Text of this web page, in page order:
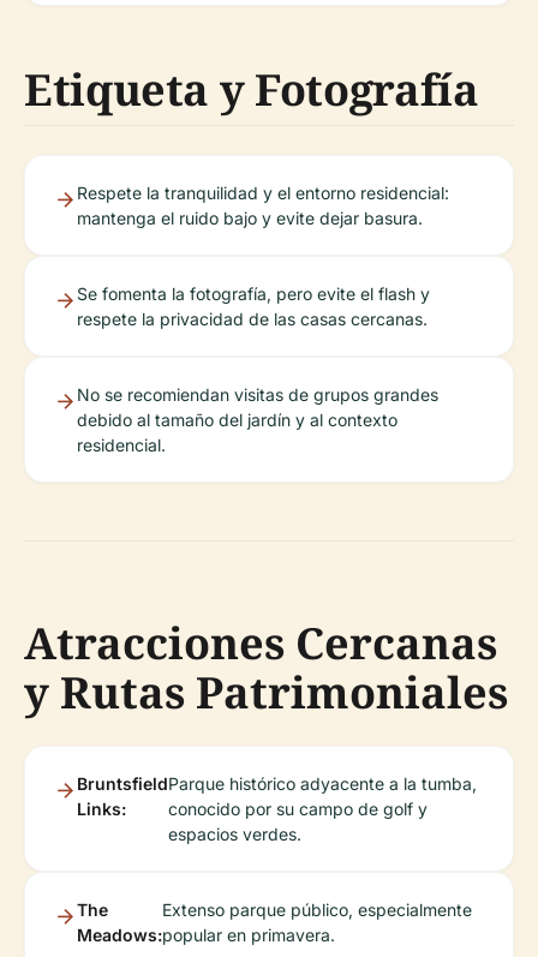
Etiqueta y Fotografía
Respete la tranquilidad y el entorno residencial:
mantenga el ruido bajo y evite dejar basura.
Se fomenta la fotografía, pero evite el flash y
respete la privacidad de las casas cercanas.
No se recomiendan visitas de grupos grandes
debido al tamaño del jardín y al contexto
residencial.
Atracciones Cercanas
y Rutas Patrimoniales
Bruntsfield
Links:
Parque histórico adyacente a la tumba,
conocido por su campo de golf y
espacios verdes.
The
Meadows:
Extenso parque público, especialmente
popular en primavera.